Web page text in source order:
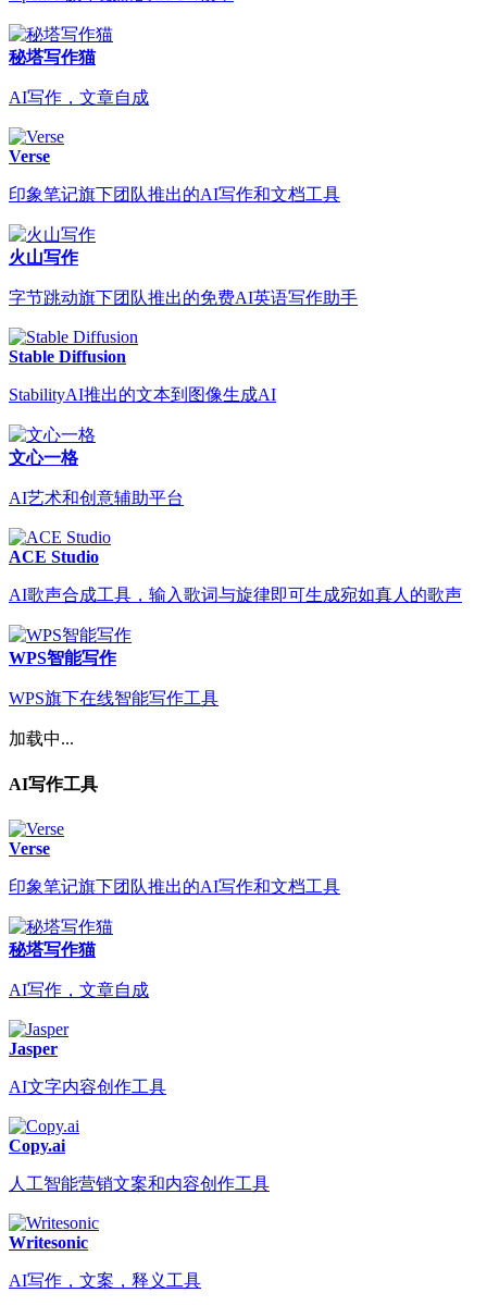
秘塔写作猫
AI写作，文章自成
Verse
印象笔记旗下团队推出的AI写作和文档工具
火山写作
字节跳动旗下团队推出的免费AI英语写作助手
Stable Diffusion
StabilityAI推出的文本到图像生成AI
文心一格
AI艺术和创意辅助平台
ACE Studio
AI歌声合成工具，输入歌词与旋律即可生成宛如真人的歌声
WPS智能写作
WPS旗下在线智能写作工具
加载中...
AI写作工具
Verse
印象笔记旗下团队推出的AI写作和文档工具
秘塔写作猫
AI写作，文章自成
Jasper
AI文字内容创作工具
Copy.ai
人工智能营销文案和内容创作工具
Writesonic
AI写作，文案，释义工具